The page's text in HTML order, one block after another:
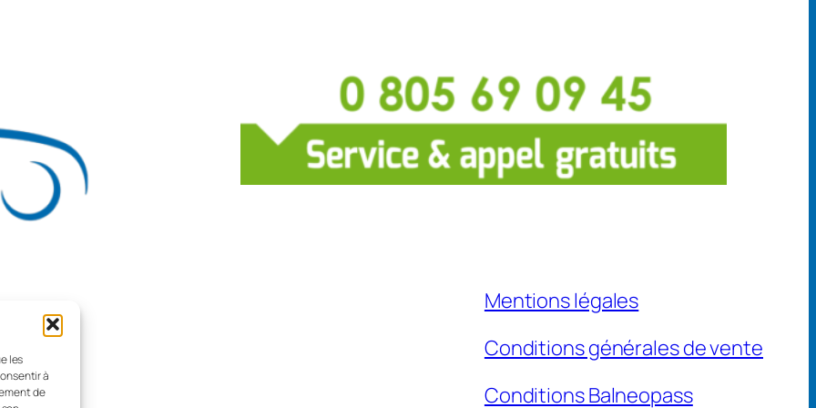
les
à
de
Mentions légales
Conditions générales de vente
Conditions Balneopass